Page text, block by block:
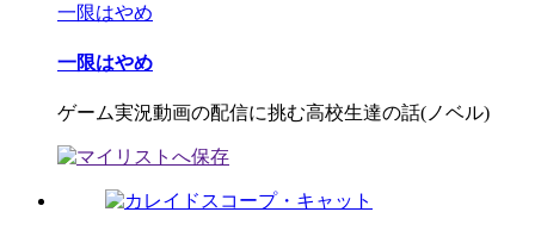
一限はやめ
一限はやめ
ゲーム実況動画の配信に挑む高校生達の話(ノベル)